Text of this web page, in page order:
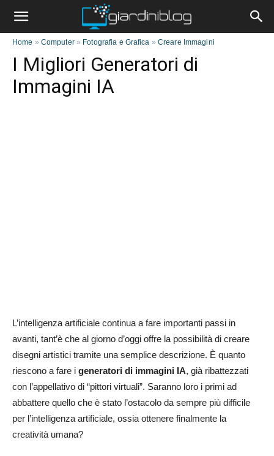
Home » Computer» Fotografia e Grafica » Creare Immagini
I Migliori Generatori di
Immagini IA
L’intelligenza artificiale continua a fare importanti passi in
avanti, tant’è che al giorno d’oggi offre la possibilità di creare
disegni artistici tramite una semplice descrizione. È quanto
riescono a fare i generatori di immagini IA, già ribattezzati
con l’appellativo di “pittori virtuali”. Saranno loro i primi ad
abbattere quello che è stato l’ostacolo da sempre più difficile
per l’intelligenza artificiale, ossia ottenere finalmente la
creatività umana?